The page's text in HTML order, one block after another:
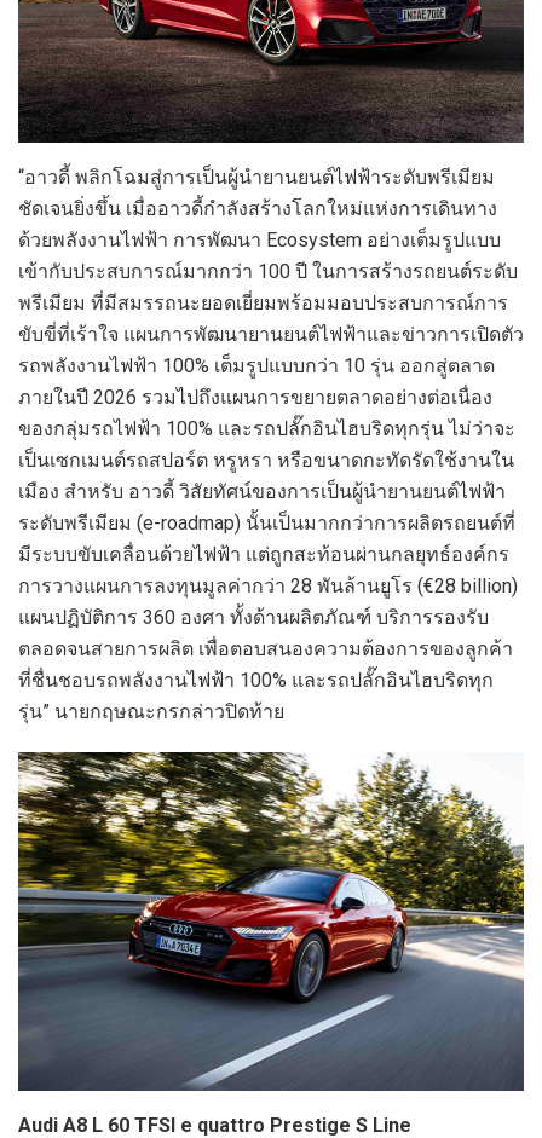
“อาวดี้ พลิกโฉมสู่การเป็นผู้นำยานยนต์ไฟฟ้าระดับพรีเมียม
ชัดเจนยิ่งขึ้น เมื่ออาวดี้กำลังสร้างโลกใหม่แห่งการเดินทาง
ด้วยพลังงานไฟฟ้า การพัฒนา Ecosystem อย่างเต็มรูปแบบ
เข้ากับประสบการณ์มากกว่า 100 ปี ในการสร้างรถยนต์ระดับ
พรีเมียม ที่มีสมรรถนะยอดเยี่ยมพร้อมมอบประสบการณ์การ
ขับขี่ที่เร้าใจ แผนการพัฒนายานยนต์ไฟฟ้าและข่าวการเปิดตัว
รถพลังงานไฟฟ้า 100% เต็มรูปแบบกว่า 10 รุ่น ออกสู่ตลาด
ภายในปี 2026 รวมไปถึงแผนการขยายตลาดอย่างต่อเนื่อง
ของกลุ่มรถไฟฟ้า 100% และรถปลั๊กอินไฮบริดทุกรุ่น ไม่ว่าจะ
เป็นเซกเมนต์รถสปอร์ต หรูหรา หรือขนาดกะทัดรัดใช้งานใน
เมือง สำหรับ อาวดี้ วิสัยทัศน์ของการเป็นผู้นำยานยนต์ไฟฟ้า
ระดับพรีเมียม (e-roadmap) นั้นเป็นมากกว่าการผลิตรถยนต์ที่
มีระบบขับเคลื่อนด้วยไฟฟ้า แต่ถูกสะท้อนผ่านกลยุทธ์องค์กร
การวางแผนการลงทุนมูลค่ากว่า 28 พันล้านยูโร (€28 billion)
แผนปฏิบัติการ 360 องศา ทั้งด้านผลิตภัณฑ์ บริการรองรับ
ตลอดจนสายการผลิต เพื่อตอบสนองความต้องการของลูกค้า
ที่ชื่นชอบรถพลังงานไฟฟ้า 100% และรถปลั๊กอินไฮบริดทุก
รุ่น” นายกฤษณะกรกล่าวปิดท้าย
Audi A8 L 60 TFSI e quattro Prestige S Line